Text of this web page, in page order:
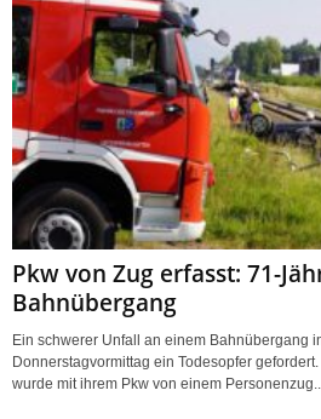
Pkw von Zug erfasst: 71-
Bahnübergang
Ein schwerer Unfall an einem Bahnübergang
Donnerstagvormittag ein Todesopfer
wurde mit ihrem Pkw von einem